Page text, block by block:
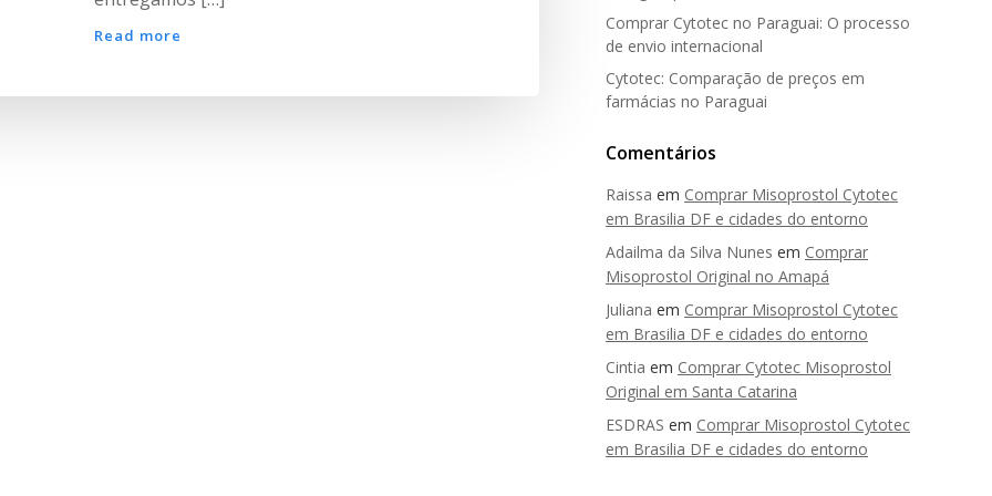
Read more
Comprar Cytotec no Paraguai: O processo
de envio internacional
Cytotec: Comparação de preços em
farmácias no Paraguai
Comentários
Raissa em Comprar Misoprostol Cytotec
em Brasilia DF e cidades do entorno
Adailma da Silva Nunes em Comprar
Misoprostol Original no Amapá
Juliana em Comprar Misoprostol Cytotec
em Brasilia DF e cidades do entorno
Cintia em Comprar Cytotec Misoprostol
Original em Santa Catarina
ESDRAS em Comprar Misoprostol Cytotec
em Brasilia DF e cidades do entorno